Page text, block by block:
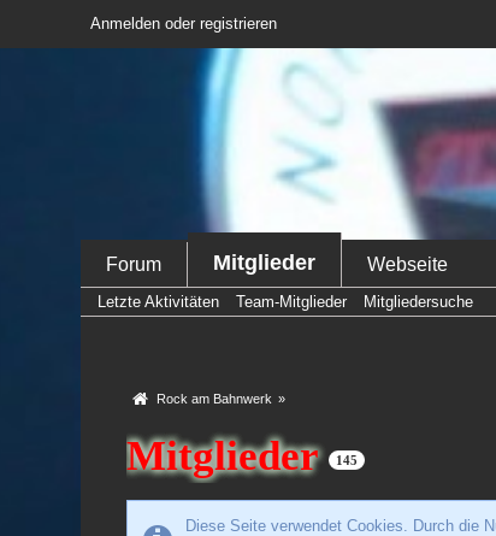
Anmelden oder registrieren
Forum Mitglieder Webseite
Letzte Aktivitäten Team-Mitglieder Mitgliedersuche
Rock am Bahnwerk »
Mitglieder 145
Diese Seite verwendet Cookies. Durch die